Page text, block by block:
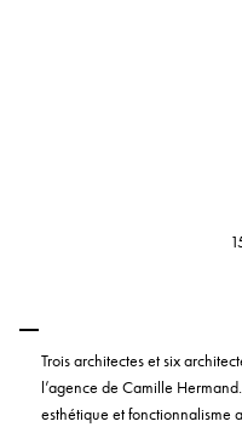
Trois architectes et six
l’agence de Camille
esthétique et fonctionnalisme